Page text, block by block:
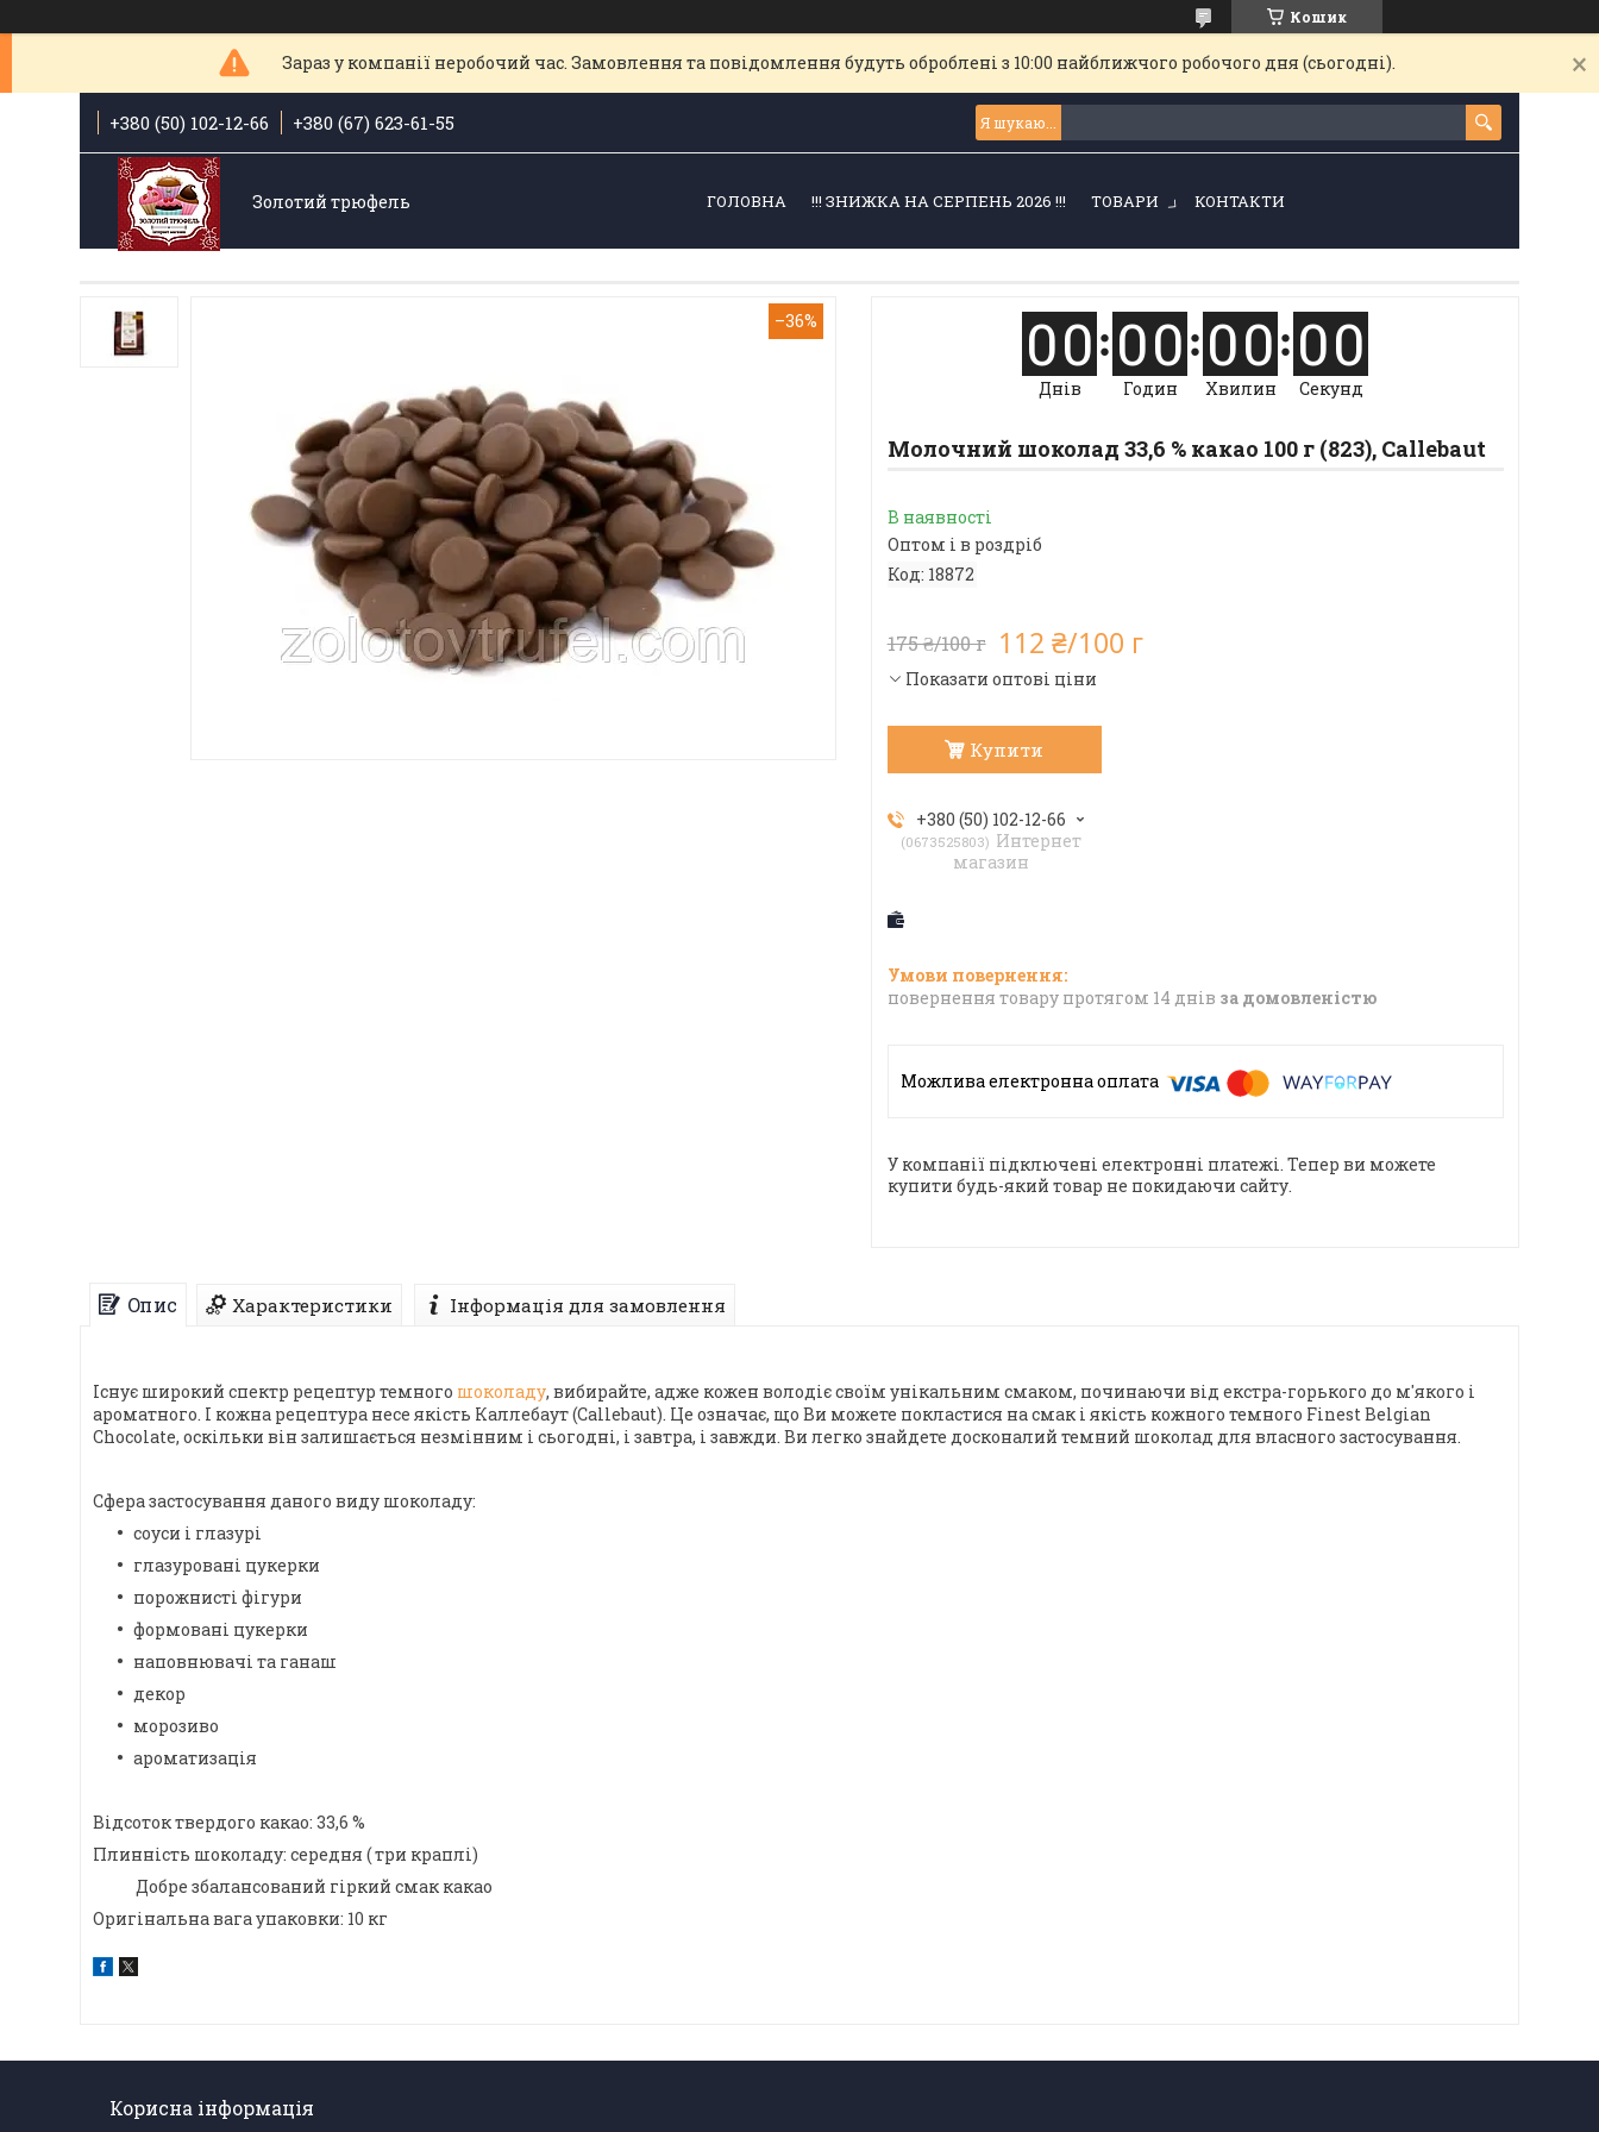
Кошик
Зараз у компанії неробочий час. Замовлення та повідомлення будуть оброблені з 10:00 найближчого робочого дня (сьогодні).
+380 (50) 102-12-66 +380 (67) 623-61-55
Золотий трюфель ГОЛОВНА !!! ЗНИЖКА НА СЕРПЕНЬ 2026 !!! ТОВАРИ КОНТАКТИ
–36% 00
Днів
00
Годин
00
Хвилин
00
Секунд
Молочний шоколад 33,6 % какао 100 г (823), Callebaut
В наявності
Оптом і в роздріб
Код: 18872
175 ₴/100 г 112 ₴/100 г
Показати оптові ціни
Купити
+380 (50) 102-12-66
0673525803
Интернет
магазин
повернення товару протягом 14 днів за домовленістю
У компанії підключені електронні платежі. Тепер ви можете
купити будь-який товар не покидаючи сайту.
Опис Характеристики Інформація для замовлення
Існує широкий спектр рецептур темного шоколаду, вибирайте, адже кожен володіє своїм унікальним смаком, починаючи від екстра-горького до м'якого і
ароматного. І кожна рецептура несе якість Каллебаут (Callebaut). Це означає, що Ви можете покластися на смак і якість кожного темного Finest Belgian
Chocolate, оскільки він залишається незмінним і сьогодні, і завтра, і завжди. Ви легко знайдете досконалий темний шоколад для власного застосування.
Сфера застосування даного виду шоколаду:
соуси і глазурі
глазуровані цукерки
порожнисті фігури
формовані цукерки
наповнювачі та ганаш
декор
морозиво
ароматизація
Відсоток твердого какао: 33,6 %
Плинність шоколаду: середня ( три краплі)
Добре збалансований гіркий смак какао
Оригінальна вага упаковки: 10 кг
Корисна інформація